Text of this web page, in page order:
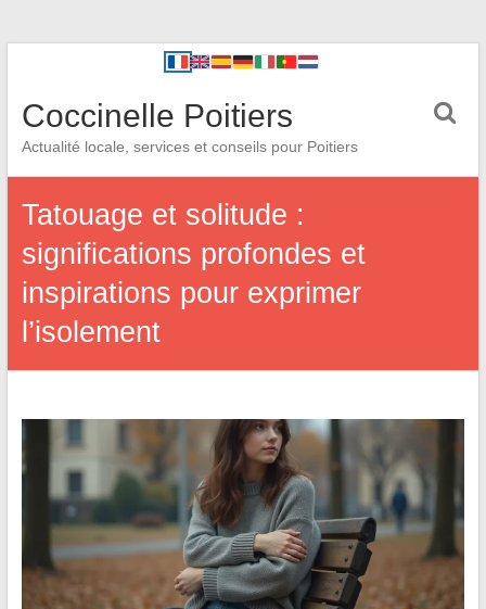
Coccinelle Poitiers
Actualité locale, services et conseils pour Poitiers
Tatouage et solitude :
significations profondes et
inspirations pour exprimer
l’isolement